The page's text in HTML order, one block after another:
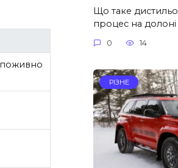
поживно
Що таке
процес на долоні
0 14
РІЗНЕ